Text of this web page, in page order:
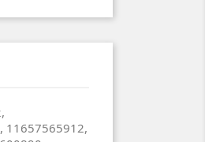
11657565912,